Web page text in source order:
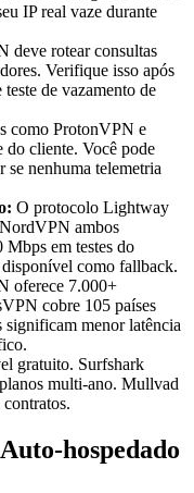
IP real vaze durante
deve rotear consultas
Verifique isso após
de vazamento de
como ProtonVPN e
cliente. Você pode
nenhuma telemetria
O protocolo Lightway
ambos
Mbps em testes do
como fallback.
oferece 7.000+
cobre 105 países
menor latência
gratuito. Surfshark
multi-ano. Mullvad
hospedado